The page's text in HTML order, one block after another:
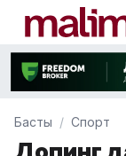
Басты Спорт